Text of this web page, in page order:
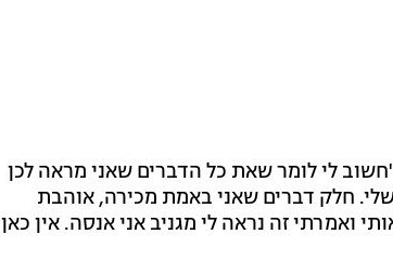
לי לומר שאת כל הדברים שאני מראה לכן
חלק דברים שאני באמת מכירה, אוהבת
ואמרתי זה נראה לי מגניב אני אנסה. אין כאן